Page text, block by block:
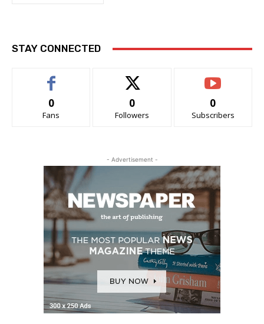
STAY CONNECTED
0
Fans
0
Followers
0
Subscribers
- Advertisement -